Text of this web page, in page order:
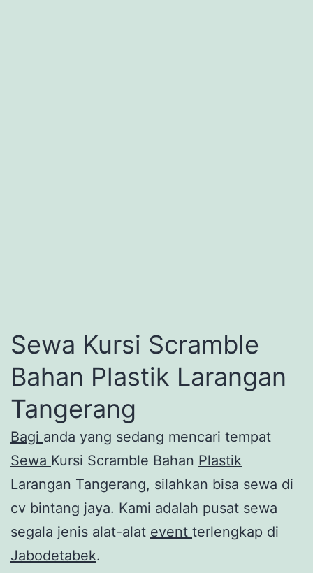
Sewa Kursi Scramble
Bahan Plastik Larangan
Tangerang
Bagi anda yang sedang mencari tempat
Sewa Kursi Scramble Bahan Plastik
Larangan Tangerang, silahkan bisa sewa di
cv bintang jaya. Kami adalah pusat sewa
segala jenis alat-alat event terlengkap di
Jabodetabek.